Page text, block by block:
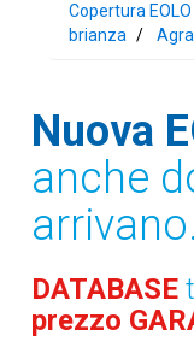
Copertura EOLO
brianza
Nuova
anche
arrivano.
DATABASE
prezzo